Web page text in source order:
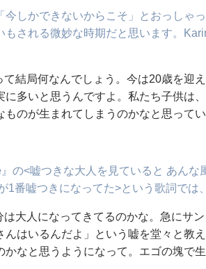
しかできないからこそ」とおっしゃ
もされる微妙な時期だと思います。
て結局何なんでしょう。今は20歳を迎
に多いと思うんですよ。私たち子供は
ものが生まれてしまうのかなと思って
の<嘘つきな大人を見ていると あんな
1番嘘つきになってた>という歌詞で
は大人になってきてるのかな。急にサ
んはいるんだよ」という嘘を堂々と教
かなと思うようになって。エゴの塊で